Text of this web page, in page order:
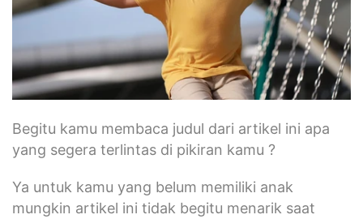
Begitu kamu membaca judul dari artikel ini apa
yang segera terlintas di pikiran kamu ?
Ya untuk kamu yang belum memiliki anak
mungkin artikel ini tidak begitu menarik saat